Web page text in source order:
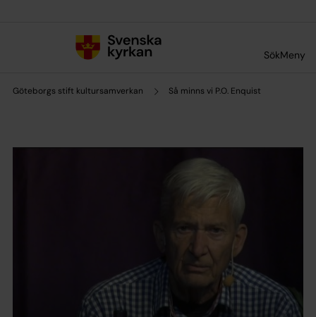
SökMeny
Göteborgs stift kultursamverkan Så minns vi P.O. Enquist